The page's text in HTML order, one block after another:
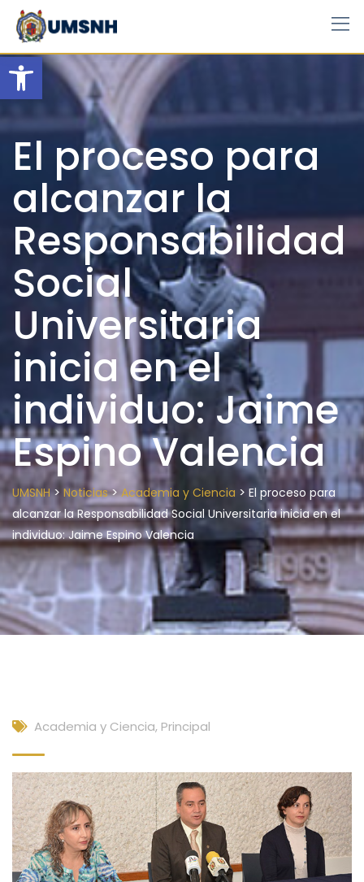
Open toolbar
Skip
content
El proceso para
alcanzar la
Responsabilidad
Social
Universitaria
inicia en el
individuo: Jaime
Espino Valencia
UMSNH> Noticias>Academia y Ciencia > El proceso para
alcanzar la Responsabilidad Social Universitaria inicia en el
individuo: Jaime Espino Valencia
Academia y Ciencia, Principal